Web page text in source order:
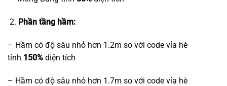
Phần tầng hầm:
– Hầm có độ sâu nhỏ hơn 1.2m so với code vỉa hè
tính 150% diện tích
– Hầm có độ sâu nhỏ hơn 1.7m so với code vỉa hè